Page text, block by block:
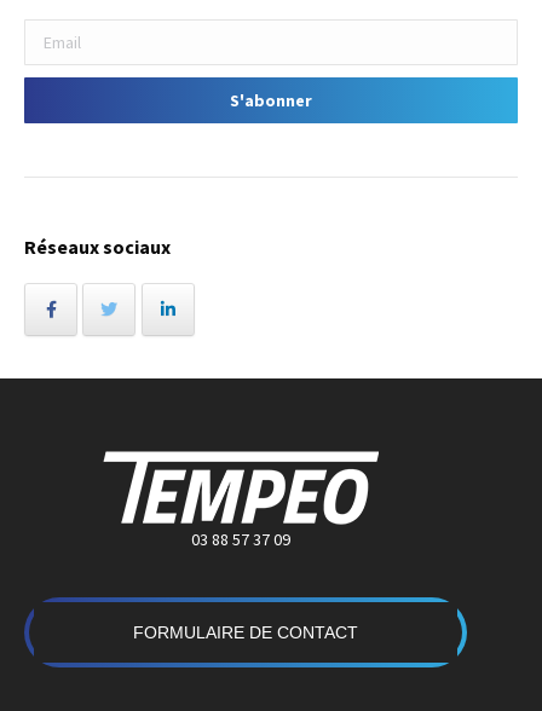
Réseaux sociaux
03 88 57 37 09
FORMULAIRE DE CONTACT